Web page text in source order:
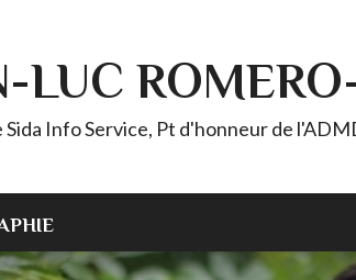
LUC
Info Service, Pt d'honneur de